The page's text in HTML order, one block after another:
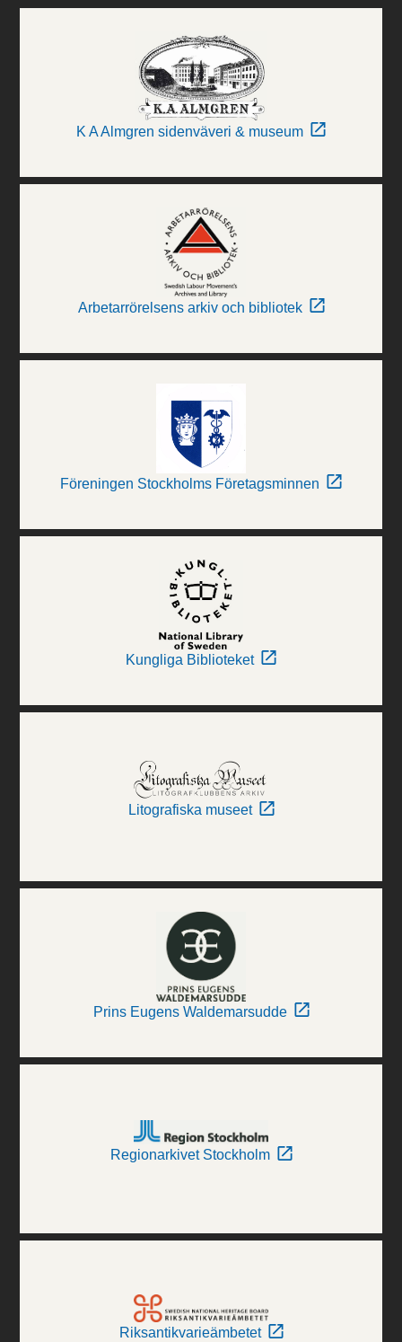
K A Almgren sidenväveri & museum
Arbetarrörelsens arkiv och bibliotek
Föreningen Stockholms Företagsminnen
Kungliga Biblioteket
Litografiska museet
Prins Eugens Waldemarsudde
Regionarkivet Stockholm
Riksantikvarieämbetet